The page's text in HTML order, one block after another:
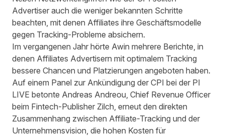
Advertiser auch die weniger bekannten Schritte
beachten, mit denen Affiliates ihre Geschäftsmodelle
gegen Tracking-Probleme absichern.
Im vergangenen Jahr hörte Awin mehrere Berichte, in
denen Affiliates Advertisern mit optimalem Tracking
bessere Chancen und Platzierungen angeboten haben.
Auf einem Panel zur Ankündigung der CPI bei der PI
LIVE betonte Andreas Andreou, Chief Revenue Officer
beim Fintech-Publisher Zilch, erneut den direkten
Zusammenhang zwischen Affiliate-Tracking und der
Unternehmensvision, die hohen Kosten für